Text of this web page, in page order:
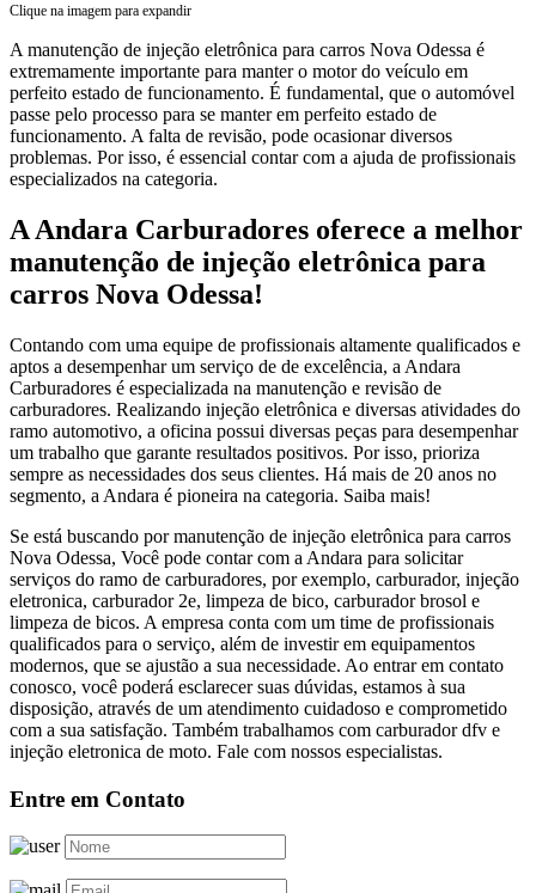
Clique na imagem para expandir
A manutenção de injeção eletrônica para carros Nova Odessa é
extremamente importante para manter o motor do veículo em
perfeito estado de funcionamento. É fundamental, que o automóvel
passe pelo processo para se manter em perfeito estado de
funcionamento. A falta de revisão, pode ocasionar diversos
problemas. Por isso, é essencial contar com a ajuda de profissionais
especializados na categoria.
A Andara Carburadores oferece a melhor
manutenção de injeção eletrônica para
carros Nova Odessa!
Contando com uma equipe de profissionais altamente qualificados e
aptos a desempenhar um serviço de de excelência, a Andara
Carburadores é especializada na manutenção e revisão de
carburadores. Realizando injeção eletrônica e diversas atividades do
ramo automotivo, a oficina possui diversas peças para desempenhar
um trabalho que garante resultados positivos. Por isso, prioriza
sempre as necessidades dos seus clientes. Há mais de 20 anos no
segmento, a Andara é pioneira na categoria. Saiba mais!
Se está buscando por manutenção de injeção eletrônica para carros
Nova Odessa, Você pode contar com a Andara para solicitar
serviços do ramo de carburadores, por exemplo, carburador, injeção
eletronica, carburador 2e, limpeza de bico, carburador brosol e
limpeza de bicos. A empresa conta com um time de profissionais
qualificados para o serviço, além de investir em equipamentos
modernos, que se ajustão a sua necessidade. Ao entrar em contato
conosco, você poderá esclarecer suas dúvidas, estamos à sua
disposição, através de um atendimento cuidadoso e comprometido
com a sua satisfação. Também trabalhamos com carburador dfv e
injeção eletronica de moto. Fale com nossos especialistas.
Entre em Contato